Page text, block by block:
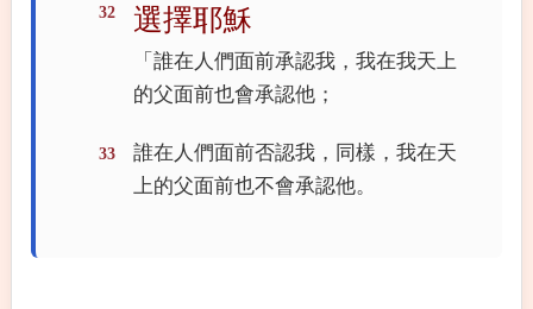
32 選擇耶穌
「誰在人們面前承認我，我在我天上
的父面前也會承認他；
33
誰在人們面前否認我，同樣，我在天
上的父面前也不會承認他。